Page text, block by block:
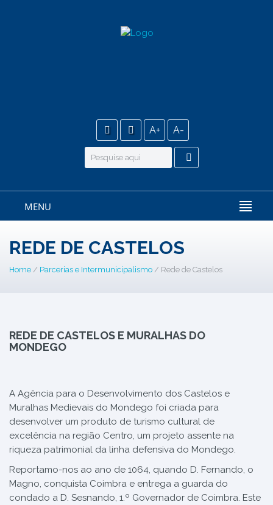
A+ A-
MENU
REDE DE CASTELOS
Home / Parcerias e Intermunicipalismo / Rede de Castelos
REDE DE CASTELOS E MURALHAS DO
MONDEGO
A Agência para o Desenvolvimento dos Castelos e
Muralhas Medievais do Mondego foi criada para
desenvolver um produto de turismo cultural de
excelência na região Centro, um projeto assente na
riqueza patrimonial da linha defensiva do Mondego.
Reportamo-nos ao ano de 1064, quando D. Fernando, o
Magno, conquista Coimbra e entrega a guarda do
condado a D. Sesnando, 1.º Governador de Coimbra. Este